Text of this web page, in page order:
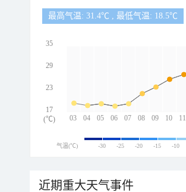
最高气温: 31.4℃ , 最低气温: 18.5℃
03 04 05 06 07 08 09 10 11
35
29
23
17
(℃)
气温(℃) -30 -25 -20 -15 -10
近期重大天气事件